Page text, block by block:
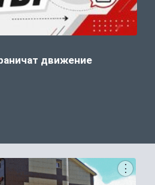
движение